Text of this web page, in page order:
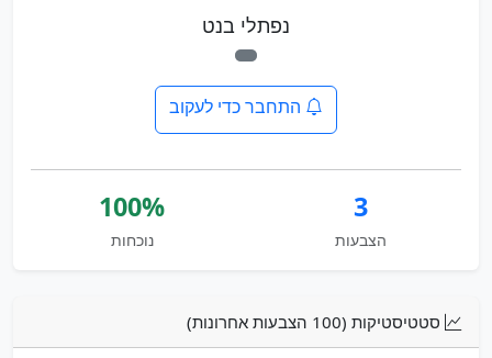
נפתלי בנט
התחבר כדי לעקוב
3
הצבעות
100%
נוכחות
סטטיסטיקות (100 הצבעות אחרונות)